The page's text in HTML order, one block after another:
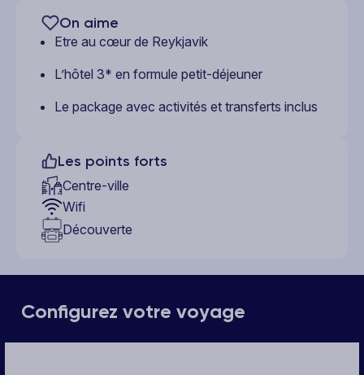
On aime
Etre au cœur de Reykjavik
L’hôtel 3* en formule petit-déjeuner
Le package avec activités et transferts inclus
Les points forts
Centre-ville
Wifi
Découverte
Configurez votre voyage